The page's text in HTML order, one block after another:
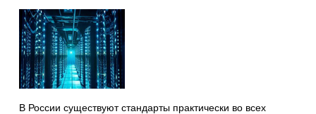
В России существуют стандарты практически во всех